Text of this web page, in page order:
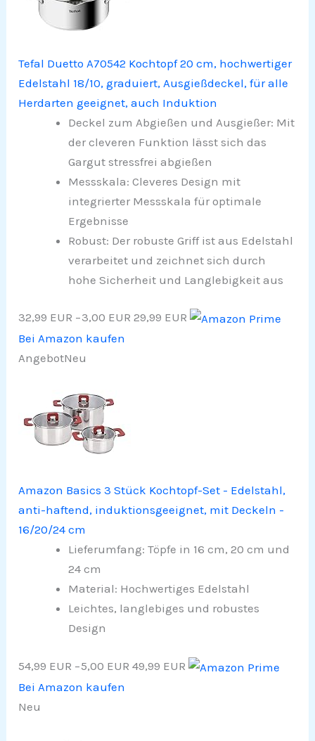
Tefal Duetto A70542 Kochtopf 20 cm, hochwertiger
Edelstahl 18/10, graduiert, Ausgießdeckel, für alle
Herdarten geeignet, auch Induktion
Deckel zum Abgießen und Ausgießer: Mit
der cleveren Funktion lässt sich das
Gargut stressfrei abgießen
Messskala: Cleveres Design mit
integrierter Messskala für optimale
Ergebnisse
Robust: Der robuste Griff ist aus Edelstahl
verarbeitet und zeichnet sich durch
hohe Sicherheit und Langlebigkeit aus
32,99 EUR −3,00 EUR 29,99 EUR
Bei Amazon kaufen
AngebotNeu
Amazon Basics 3 Stück Kochtopf-Set - Edelstahl,
anti-haftend, induktionsgeeignet, mit Deckeln -
16/20/24 cm
Lieferumfang: Töpfe in 16 cm, 20 cm und
24 cm
Material: Hochwertiges Edelstahl
Leichtes, langlebiges und robustes
Design
54,99 EUR −5,00 EUR 49,99 EUR
Bei Amazon kaufen
Neu